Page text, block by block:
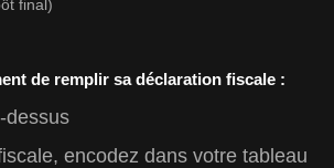
final)
de remplir sa déclaration fiscale :
dessus
encodez dans votre tableau